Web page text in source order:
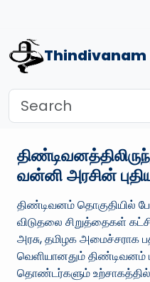
Thindivanam
வன்னி அரசின்
திண்டிவனம் தொகுதியில்
விடுதலை சிறுத்தைகள்
அரசு, தமிழக அமைச்சராக
வெளியானதும் திண்டிவனம்
தொண்டர்களும்